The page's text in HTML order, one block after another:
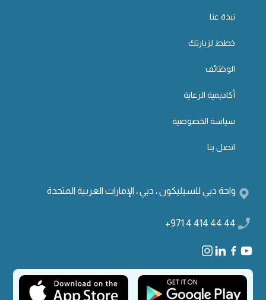
نبذة عنا
خطط لزيارتك
الوظائف
أكاديمية الرعاية
سياسة الخصوصية
اتصل بنا
واحة دبي للسيليكون ، دبي ، الإمارات العربية المتحدة
+971 4 414 44 44